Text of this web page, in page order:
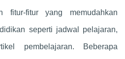
fitur yang memudahkan
seperti jadwal pelajaran,
pembelajaran. Beberapa